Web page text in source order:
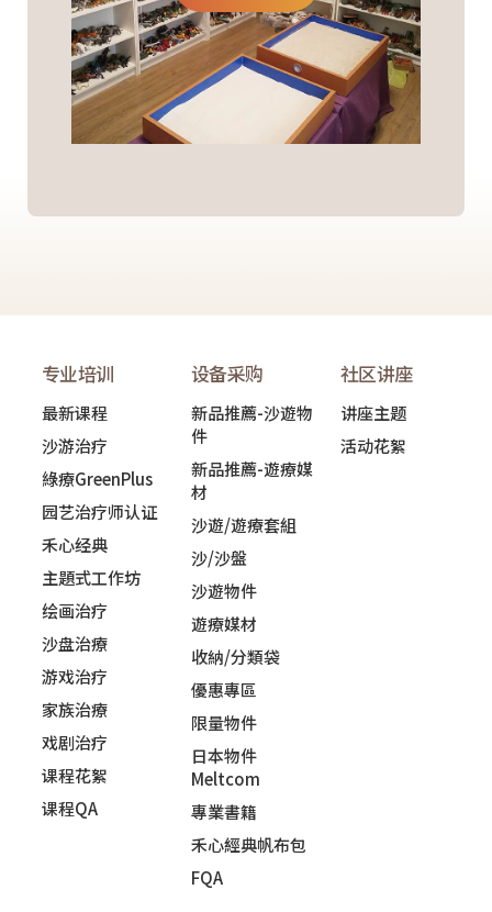
专业培训
最新课程
沙游治疗
綠療GreenPlus
园艺治疗师认证
禾心经典
主題式工作坊
绘画治疗
沙盘治療
游戏治疗
家族治療
戏剧治疗
课程花絮
课程QA
设备采购
新品推薦-沙遊物
件
新品推薦-遊療媒
材
沙遊/遊療套組
沙/沙盤
沙遊物件
遊療媒材
收納/分類袋
優惠專區
限量物件
日本物件
Meltcom
專業書籍
禾心經典帆布包
FQA
社区讲座
讲座主题
活动花絮